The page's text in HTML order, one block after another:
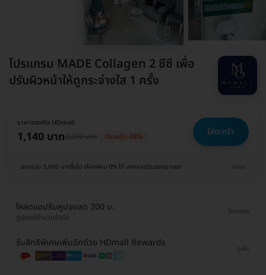
โปรแกรม MADE Collagen 2 ซีซี เพื่อ
ปรับผิวหน้าให้ดูกระจ่างใส 1 ครั้ง
ราคาจองกับ HDmall
1,140 บาท2,200 บาท ประหยัด 48% ใส่ตะกร้า
ยอดรวม 3,000 บาทขึ้นไป เลือกผ่อน 0% ได้ บอกแอดมินของเราเลย! ขยาย
โหลดแอปรับคูปองลด 200 บ.
คูปองมีจำนวนจำกัด
โหลดเลย
รับสิทธิพิเศษเพิ่มอีกด้วย HDmall Rewards
ดูเพิ่ม